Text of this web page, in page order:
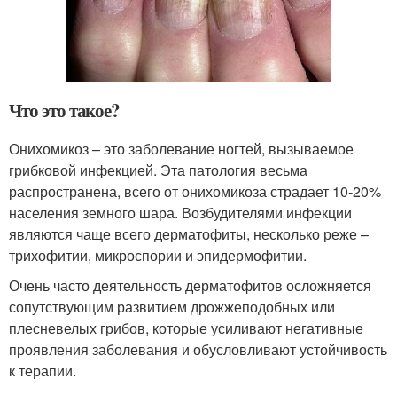
Что это такое?
Онихомикоз – это заболевание ногтей, вызываемое
грибковой инфекцией. Эта патология весьма
распространена, всего от онихомикоза страдает 10-20%
населения земного шара. Возбудителями инфекции
являются чаще всего дерматофиты, несколько реже –
трихофитии, микроспории и эпидермофитии.
Очень часто деятельность дерматофитов осложняется
сопутствующим развитием дрожжеподобных или
плесневелых грибов, которые усиливают негативные
проявления заболевания и обусловливают устойчивость
к терапии.